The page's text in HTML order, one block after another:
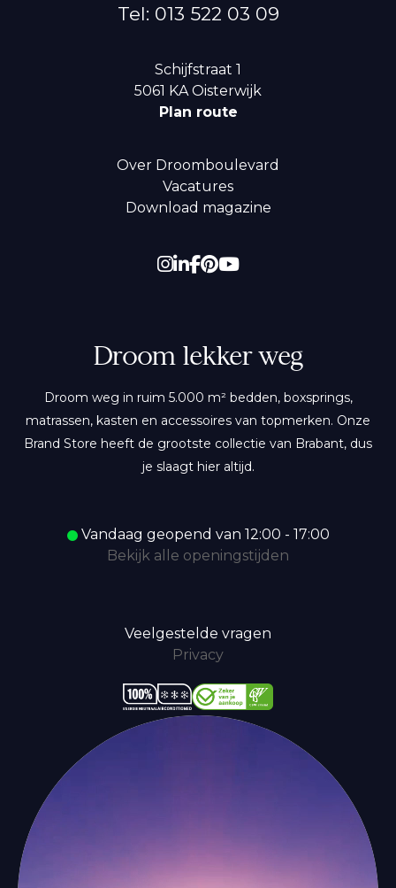
Tel: 013 522 03 09
Schijfstraat 1
5061 KA Oisterwijk
Plan route
Over Droomboulevard
Vacatures
Download magazine
Droom lekker weg
Droom weg in ruim 5.000 m² bedden, boxsprings,
matrassen, kasten en accessoires van topmerken. Onze
Brand Store heeft de grootste collectie van Brabant, dus
je slaagt hier altijd.
Vandaag geopend van 12:00 - 17:00
Bekijk alle openingstijden
Veelgestelde vragen
Privacy